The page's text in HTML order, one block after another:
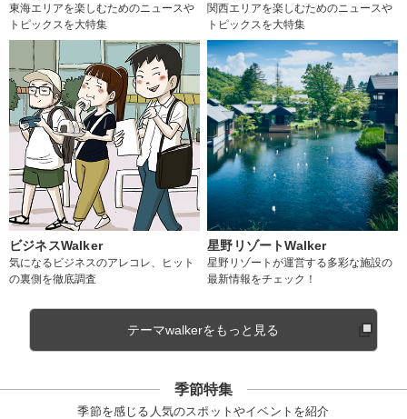
東海エリアを楽しむためのニュースや
トピックスを大特集
関西エリアを楽しむためのニュースや
トピックスを大特集
ビジネスWalker
気になるビジネスのアレコレ、ヒット
の裏側を徹底調査
星野リゾートWalker
星野リゾートが運営する多彩な施設の
最新情報をチェック！
テーマwalkerをもっと見る
季節特集
季節を感じる人気のスポットやイベントを紹介